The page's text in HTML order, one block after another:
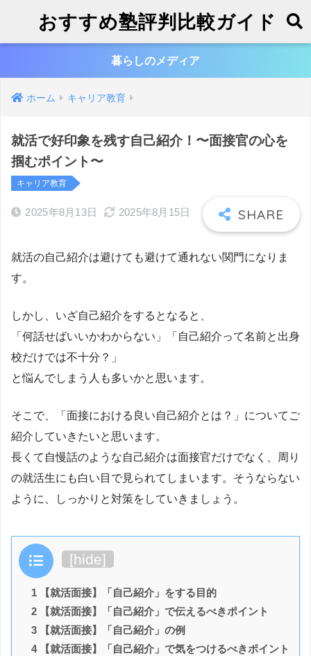
おすすめ塾評判比較ガイド
暮らしのメディア
ホーム キャリア教育
就活で好印象を残す自己紹介！〜面接官の心を
掴むポイント〜
キャリア教育
2025年8月13日 2025年8月15日
就活の自己紹介は避けても避けて通れない関門になりま
す。
しかし、いざ自己紹介をするとなると、
「何話せばいいかわからない」「自己紹介って名前と出身
校だけでは不十分？」
と悩んでしまう人も多いかと思います。
そこで、「面接における良い自己紹介とは？」についてご
紹介していきたいと思います。
長くて自慢話のような自己紹介は面接官だけでなく、周り
の就活生にも白い目で見られてしまいます。そうならない
ように、しっかりと対策をしていきましょう。
目次 [hide]
1 【就活面接】「自己紹介」をする目的
2 【就活面接】「自己紹介」で伝えるべきポイント
3 【就活面接】「自己紹介」の例
4 【就活面接】「自己紹介」で気をつけるべきポイント